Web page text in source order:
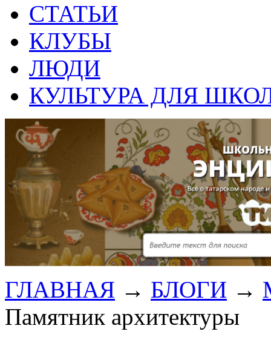
СТАТЬИ
КЛУБЫ
ЛЮДИ
КУЛЬТУРА ДЛЯ
ГЛАВНАЯ → БЛОГИ →
Памятник архитектуры